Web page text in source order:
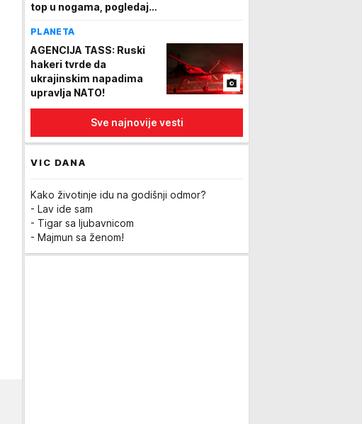
top u nogama, pogledajte
PLANETA
AGENCIJA TASS: Ruski
hakeri tvrde da
ukrajinskim napadima
upravlja NATO!
Sve najnovije vesti
VIC DANA
Kako životinje idu na godišnji odmor?
- Lav ide sam
- Tigar sa ljubavnicom
- Majmun sa ženom!